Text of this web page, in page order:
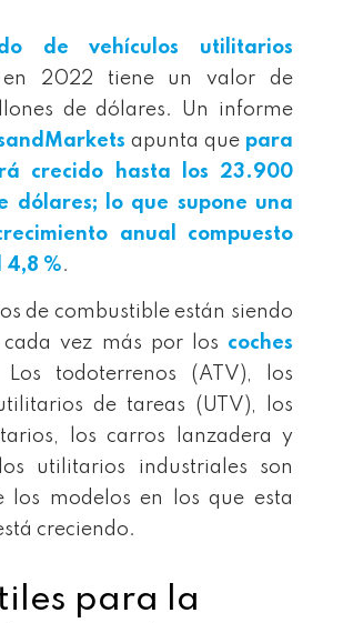
de vehículos utilitarios
en 2022 tiene un valor de
de dólares. Un informe
apunta que para
crecido hasta los 23.900
dólares; lo que supone una
anual compuesto
4,8 %.
de combustible están siendo
cada vez más por los coches
Los todoterrenos (ATV), los
de tareas (UTV), los
los carros lanzadera y
utilitarios industriales son
los modelos en los que esta
creciendo.
para la